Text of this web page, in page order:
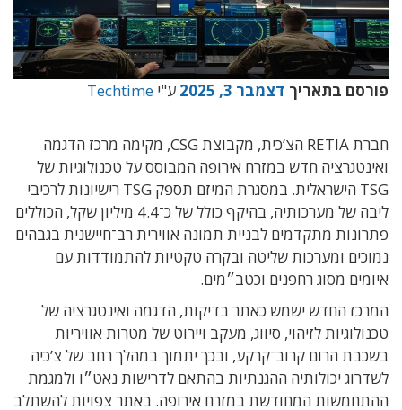
פורסם בתאריך דצמבר 3, 2025 ע"י Techtime
חברת RETIA הצ’כית, מקבוצת CSG, מקימה מרכז הדגמה
ואינטגרציה חדש במזרח אירופה המבוסס על טכנולוגיות של
TSG הישראלית. במסגרת המיזם תספק TSG רישיונות לרכיבי
ליבה של מערכותיה, בהיקף כולל של כ־4.4 מיליון שקל, הכוללים
פתרונות מתקדמים לבניית תמונה אווירית רב־חיישנית בגבהים
נמוכים ומערכות שליטה ובקרה טקטיות להתמודדות עם
איומים מסוג רחפנים וכטב״מים.
המרכז החדש ישמש כאתר בדיקות, הדגמה ואינטגרציה של
טכנולוגיות לזיהוי, סיווג, מעקב ויירוט של מטרות אוויריות
בשכבת הרום קרוב־קרקע, ובכך יתמוך במהלך רחב של צ’כיה
לשדרוג יכולותיה ההגנתיות בהתאם לדרישות נאט״ו ולמגמת
ההתחמשות המחודשת במזרח אירופה. באתר צפויות להשתלב